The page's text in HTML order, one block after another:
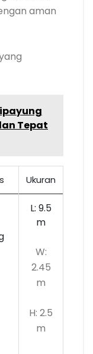
aman
Tepat
Ukuran
L: 9.5
m
W:
2.45
m
H: 2.5
m